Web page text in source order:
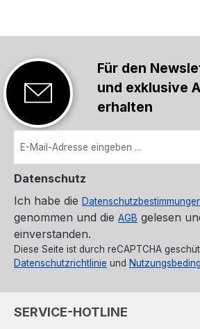
Für den
und exklusive
erhalten
Datenschutz
Ich habe die
genommen und die AGB gelesen
einverstanden.
Diese Seite ist durch reCAPTCHA
Datenschutzrichtlinie und
SERVICE-HOTLINE